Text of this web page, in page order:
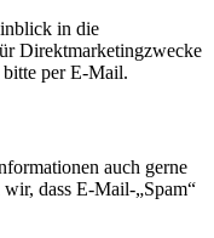
in die
Direktmarketingzwecke
bitte per E-Mail.
auch gerne
dass E-Mail-„Spam“